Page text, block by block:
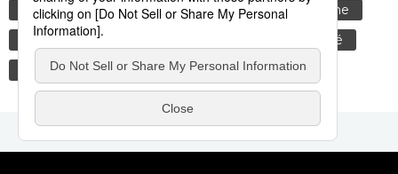
gastronomie culture animal
tourisme
histoire
bouddhisme
société
femme
vie quotidienne